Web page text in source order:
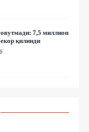
7,5 миллион
қилинди